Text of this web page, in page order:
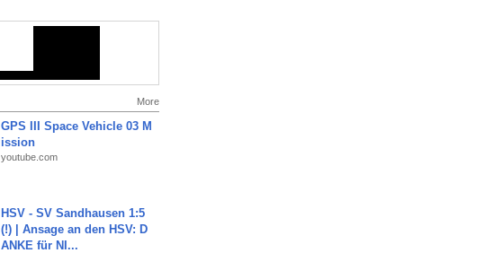
More
GPS III Space Vehicle 03 M
ission
youtube.com
HSV - SV Sandhausen 1:5
(!) | Ansage an den HSV: D
ANKE für NI...